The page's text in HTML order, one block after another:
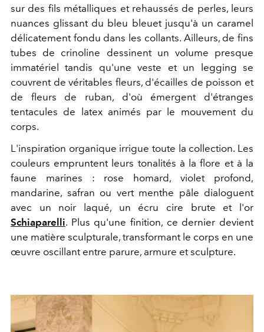
sur des fils métalliques et rehaussés de perles, leurs
nuances glissant du bleu bleuet jusqu'à un caramel
délicatement fondu dans les collants. Ailleurs, de fins
tubes de crinoline dessinent un volume presque
immatériel tandis qu'une veste et un legging se
couvrent de véritables fleurs, d'écailles de poisson et
de fleurs de ruban, d'où émergent d'étranges
tentacules de latex animés par le mouvement du
corps.
L'inspiration organique irrigue toute la collection. Les
couleurs empruntent leurs tonalités à la flore et à la
faune marines : rose homard, violet profond,
mandarine, safran ou vert menthe pâle dialoguent
avec un noir laqué, un écru cire brute et l'or
Schiaparelli. Plus qu'une finition, ce dernier devient
une matière sculpturale, transformant le corps en une
œuvre oscillant entre parure, armure et sculpture.